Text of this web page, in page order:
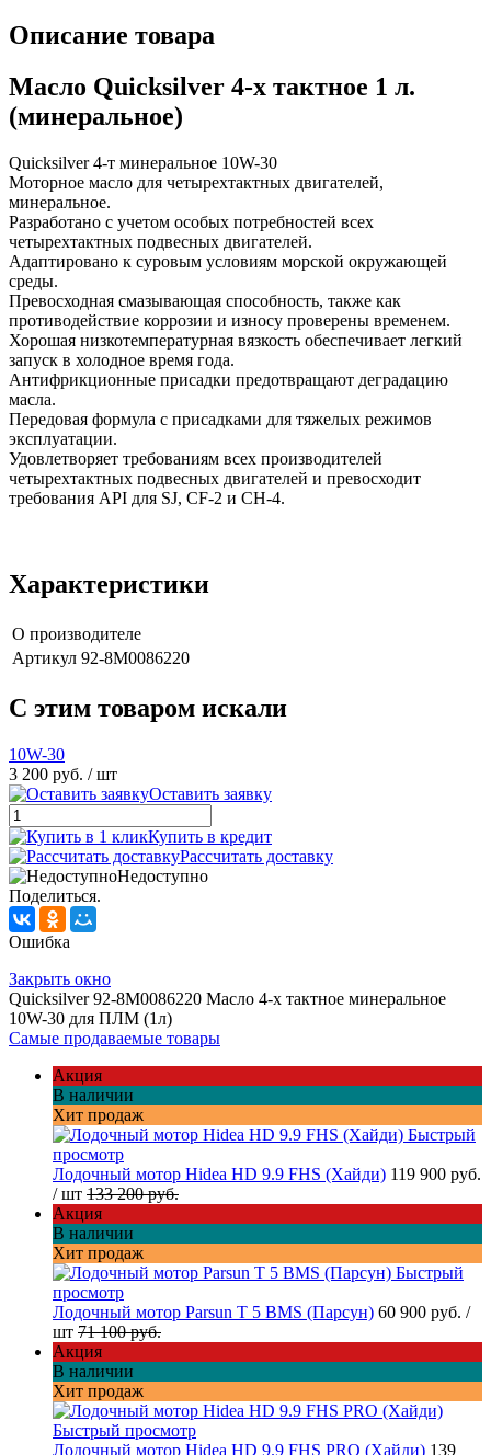
Описание товара
Масло Quicksilver 4-х тактное 1 л.
(минеральное)
Quicksilver 4-т минеральное 10W-30
Моторное масло для четырехтактных двигателей,
минеральное.
Разработано с учетом особых потребностей всех
четырехтактных подвесных двигателей.
Адаптировано к суровым условиям морской окружающей
среды.
Превосходная смазывающая способность, также как
противодействие коррозии и износу проверены временем.
Хорошая низкотемпературная вязкость обеспечивает легкий
запуск в холодное время года.
Антифрикционные присадки предотвращают деградацию
масла.
Передовая формула с присадками для тяжелых режимов
эксплуатации.
Удовлетворяет требованиям всех производителей
четырехтактных подвесных двигателей и превосходит
требования API для SJ, CF-2 и CH-4.
Характеристики
О производителе
Артикул 92-8M0086220
C этим товаром искали
10W-30
3 200 руб. / шт
Оставить заявку
Купить в кредит
Рассчитать доставку
Недоступно
Поделиться.
Ошибка
Закрыть окно
Quicksilver 92-8M0086220 Масло 4-х тактное минеральное
10W-30 для ПЛМ (1л)
Самые продаваемые товары
Акция
В наличии
Хит продаж
Быстрый
просмотр
Лодочный мотор Hidea HD 9.9 FHS (Хайди) 119 900 руб.
/ шт 133 200 руб.
Акция
В наличии
Хит продаж
Быстрый
просмотр
Лодочный мотор Parsun T 5 BMS (Парсун) 60 900 руб. /
шт 71 100 руб.
Акция
В наличии
Хит продаж
Быстрый просмотр
Лодочный мотор Hidea HD 9.9 FHS PRO (Хайди) 139